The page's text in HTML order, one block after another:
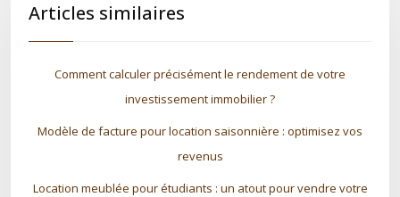
Articles similaires
Comment calculer précisément le rendement de votre
investissement immobilier ?
Modèle de facture pour location saisonnière : optimisez vos
revenus
Location meublée pour étudiants : un atout pour vendre votre